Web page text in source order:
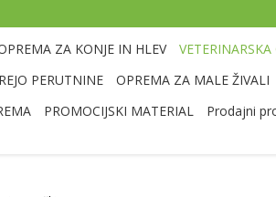
ZA KONJE IN HLEV
PERUTNINE OPREMA ZA MALE ŽIVALI
PROMOCIJSKI MATERIAL Prodajni